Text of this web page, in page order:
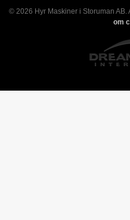
© 2026 Hyr Maskiner i Storuman
om